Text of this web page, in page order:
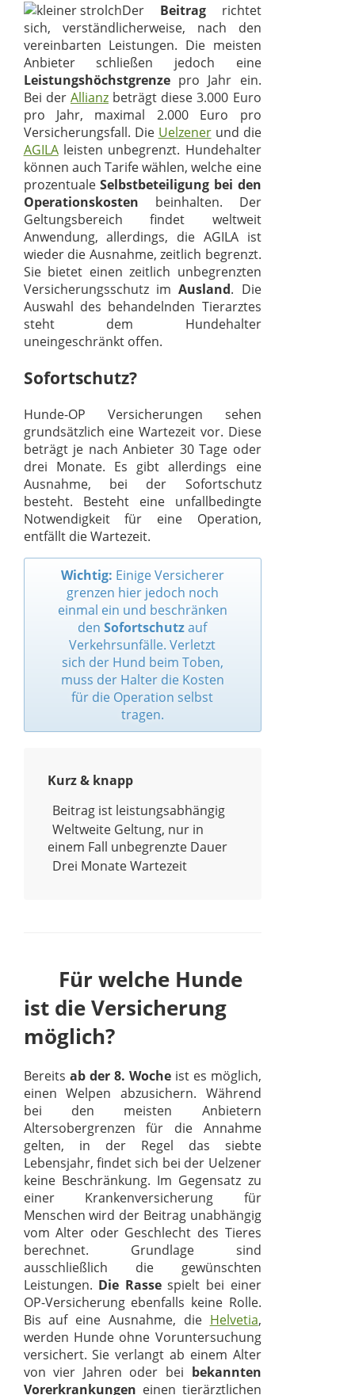
Der Beitragrichtet
sich, verständlicherweise, nach den
vereinbarten Leistungen. Die meisten
Anbieter schließen jedoch eine
Leistungshöchstgrenzepro Jahr ein.
Bei der Allianzbeträgt diese 3.000 Euro
pro Jahr, maximal 2.000 Euro pro
Versicherungsfall. Die Uelzenerund die
AGILAleisten unbegrenzt. Hundehalter
können auch Tarife wählen, welche eine
prozentualeSelbstbeteiligung bei den
Operationskosten beinhalten. Der
Geltungsbereich findet weltweit
Anwendung, allerdings, die AGILA ist
wieder die Ausnahme, zeitlich begrenzt.
Sie bietet einen zeitlich unbegrenzten
Versicherungsschutz imAusland. Die
Auswahl des behandelnden Tierarztes
steht dem Hundehalter
uneingeschränkt offen.
Sofortschutz?
Hunde-OP Versicherungen sehen
grundsätzlich eine Wartezeit vor. Diese
beträgt je nach Anbieter 30 Tage oder
drei Monate. Es gibt allerdings eine
Ausnahme, bei der Sofortschutz
besteht. Besteht eine unfallbedingte
Notwendigkeit für eine Operation,
entfällt die Wartezeit.
Wichtig: Einige Versicherer
grenzen hier jedoch noch
einmal ein und beschränken
denSofortschutzauf
Verkehrsunfälle. Verletzt
sich der Hund beim Toben,
muss der Halter die Kosten
für die Operation selbst
tragen.
Kurz & knapp
Beitrag ist leistungsabhängig
Weltweite Geltung, nur in
einem Fall unbegrenzte Dauer
Drei Monate Wartezeit
Für welche Hunde
ist die Versicherung
möglich?
Bereits ab der 8. Wocheist es möglich,
einen Welpen abzusichern. Während
bei den meisten Anbietern
Altersobergrenzen für die Annahme
gelten, in der Regel das siebte
Lebensjahr, findet sich bei der Uelzener
keine Beschränkung. Im Gegensatz zu
einer Krankenversicherung für
Menschen wird der Beitrag unabhängig
vom Alter oder Geschlecht des Tieres
berechnet. Grundlage sind
ausschließlich die gewünschten
Leistungen. Die Rassespielt bei einer
OP-Versicherung ebenfalls keine Rolle.
Bis auf eine Ausnahme, die Helvetia,
werden Hunde ohne Voruntersuchung
versichert. Sie verlangt ab einem Alter
von vier Jahren oder bei bekannten
Vorerkrankungen einen tierärztlichen